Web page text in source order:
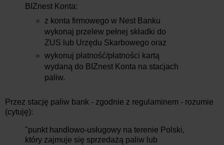
BIZnest Konta:
z konta firmowego w Nest Banku
wykonaj przelew pełnej składki do
ZUS lub Urzędu Skarbowego oraz
wykonuj płatność/płatności kartą
wydaną do BIZnest Konta na stacjach
paliw.
Przez stację paliw bank - zgodnie z regulaminem - rozumie
(cytuję):
"punkt handlowo-usługowy na terenie Polski,
który zajmuje się sprzedażą paliw lub